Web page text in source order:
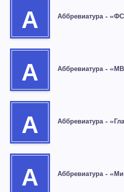
А Аббревиатура –
А Аббревиатура –
А Аббревиатура –
А Аббревиатура –